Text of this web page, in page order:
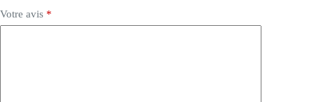
Votre avis *